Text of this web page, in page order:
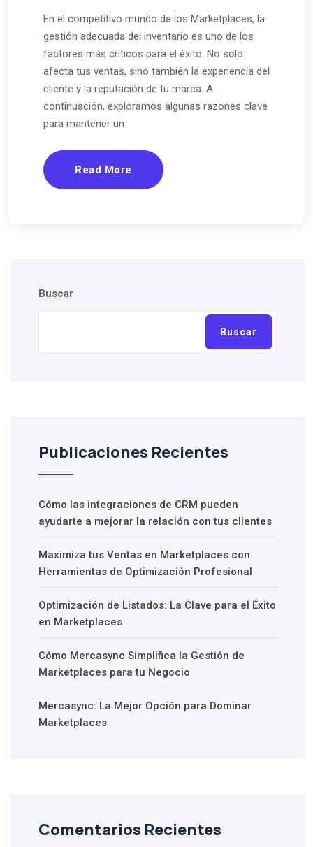
En el competitivo mundo de los Marketplaces, la
gestión adecuada del inventario es uno de los
factores más críticos para el éxito. No solo
afecta tus ventas, sino también la experiencia del
cliente y la reputación de tu marca. A
continuación, exploramos algunas razones clave
para mantener un
Read More
Buscar
Buscar
Publicaciones Recientes
Cómo las integraciones de CRM pueden
ayudarte a mejorar la relación con tus clientes
Maximiza tus Ventas en Marketplaces con
Herramientas de Optimización Profesional
Optimización de Listados: La Clave para el Éxito
en Marketplaces
Cómo Mercasync Simplifica la Gestión de
Marketplaces para tu Negocio
Mercasync: La Mejor Opción para Dominar
Marketplaces
Comentarios Recientes